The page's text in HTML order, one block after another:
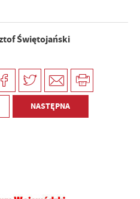
Świętojański
NASTĘPNA